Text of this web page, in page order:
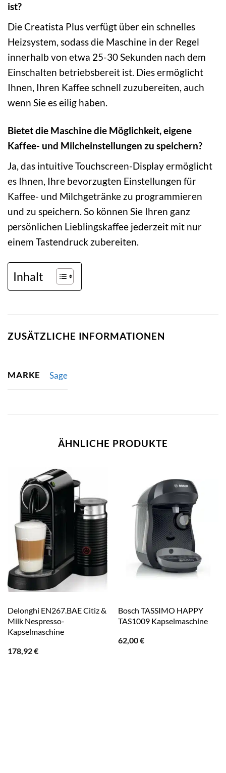
ist?
Die Creatista Plus verfügt über ein schnelles
Heizsystem, sodass die Maschine in der Regel
innerhalb von etwa 25-30 Sekunden nach dem
Einschalten betriebsbereit ist. Dies ermöglicht
Ihnen, Ihren Kaffee schnell zuzubereiten, auch
wenn Sie es eilig haben.
Bietet die Maschine die Möglichkeit, eigene
Kaffee- und Milcheinstellungen zu speichern?
Ja, das intuitive Touchscreen-Display ermöglicht
es Ihnen, Ihre bevorzugten Einstellungen für
Kaffee- und Milchgetränke zu programmieren
und zu speichern. So können Sie Ihren ganz
persönlichen Lieblingskaffee jederzeit mit nur
einem Tastendruck zubereiten.
Inhalt
ZUSÄTZLICHE INFORMATIONEN
MARKE Sage
ÄHNLICHE PRODUKTE
Delonghi EN267.BAE Citiz &
Milk Nespresso-
Kapselmaschine
178,92€
Bosch TASSIMO HAPPY
TAS1009 Kapselmaschine
62,00€